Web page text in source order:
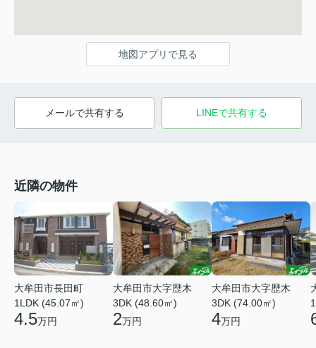
地図アプリで見る
メールで共有する LINEで共有する
近隣の物件
大牟田市長田町
1LDK (45.07㎡)
4.5万円
大牟田市大字歴木
3DK (48.60㎡)
2万円
大牟田市大字歴木
3DK (74.00㎡)
4万円